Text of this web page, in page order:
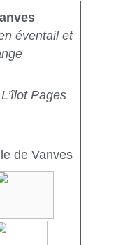
éventail et
Pages
de Vanves